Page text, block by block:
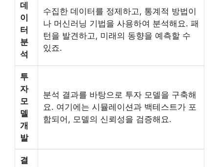
데
이
터
분
석
수집한 데이터를 정제하고, 통계적 방법이
나 머신러닝 기법을 사용하여 분석해요. 패
턴을 발견하고, 미래의 동향을 예측할 수
있죠.
투
자
모
델
개
발
분석 결과를 바탕으로 투자 모델을 구축해
요. 여기에는 시뮬레이션과 백테스트가 포
함되어, 모델의 신뢰성을 검증해요.
결